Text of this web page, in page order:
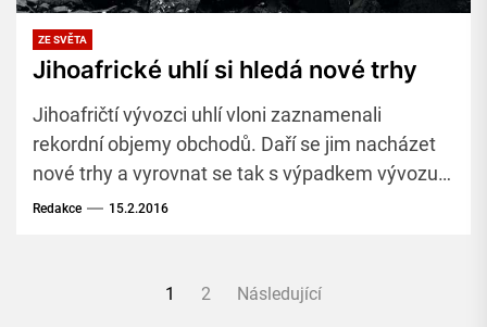
ZE SVĚTA
Jihoafrické uhlí si hledá nové trhy
Jihoafričtí vývozci uhlí vloni zaznamenali
rekordní objemy obchodů. Daří se jim nacházet
nové trhy a vyrovnat se tak s výpadkem vývozu
do Číny. V současné době se zaměřují především
Redakce 15.2.2016
Stránkování1 2 Následující